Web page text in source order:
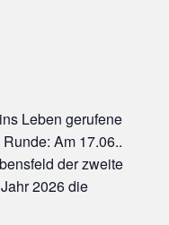
Leben gerufene
Am 17.06..
der zweite
2026 die